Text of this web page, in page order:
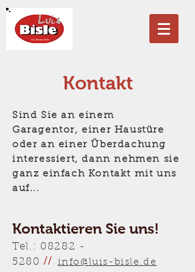
Kontakt
Kontaktieren Sie uns!
Tel.: 08282 -
5280 //
info@luis-bisle.de
Sind Sie an einem
Garagentor, einer Haustüre
oder an einer Überdachung
interessiert, dann nehmen sie
ganz einfach Kontakt mit uns
auf...